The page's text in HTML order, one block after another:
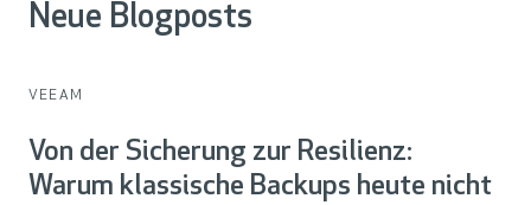
Neue Blogposts
VEEAM
Von der Sicherung zur Resilienz:
Warum klassische Backups heute nicht